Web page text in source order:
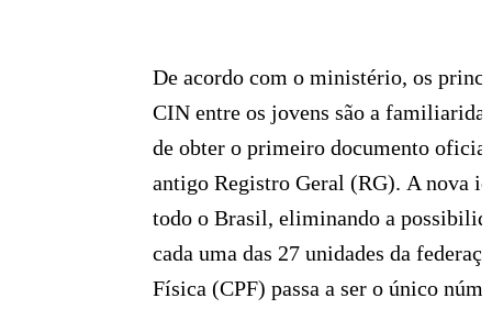
De acordo com o ministério, os
CIN entre os jovens são a
de obter o primeiro documento
antigo Registro Geral (RG). A nova
todo o Brasil, eliminando a
cada uma das 27 unidades da
Física (CPF) passa a ser o único